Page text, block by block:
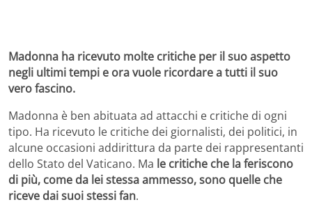
Madonna ha ricevuto molte critiche per il suo aspetto
negli ultimi tempi e ora vuole ricordare a tutti il suo
vero fascino.
Madonna è ben abituata ad attacchi e critiche di ogni
tipo. Ha ricevuto le critiche dei giornalisti, dei politici, in
alcune occasioni addirittura da parte dei rappresentanti
dello Stato del Vaticano. Ma le critiche che la feriscono
di più, come da lei stessa ammesso, sono quelle che
riceve dai suoi stessi fan.